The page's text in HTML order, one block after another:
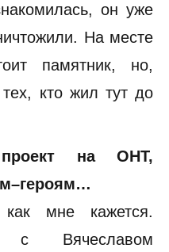
он уже
На месте
памятник, но,
тех, кто жил тут до
на ОНТ,
мне кажется.
с Вячеславом